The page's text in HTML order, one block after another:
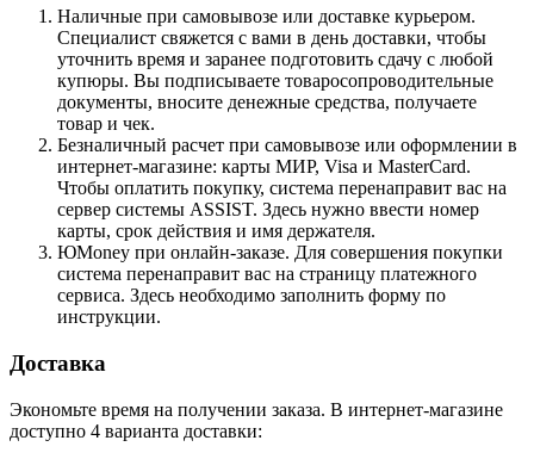
Наличные при самовывозе или доставке курьером.
Специалист свяжется с вами в день доставки, чтобы
уточнить время и заранее подготовить сдачу с любой
купюры. Вы подписываете товаросопроводительные
документы, вносите денежные средства, получаете
товар и чек.
Безналичный расчет при самовывозе или оформлении в
интернет-магазине: карты МИР, Visa и MasterCard.
Чтобы оплатить покупку, система перенаправит вас на
сервер системы ASSIST. Здесь нужно ввести номер
карты, срок действия и имя держателя.
ЮMoney при онлайн-заказе. Для совершения покупки
система перенаправит вас на страницу платежного
сервиса. Здесь необходимо заполнить форму по
инструкции.
Доставка
Экономьте время на получении заказа. В интернет-магазине
доступно 4 варианта доставки: